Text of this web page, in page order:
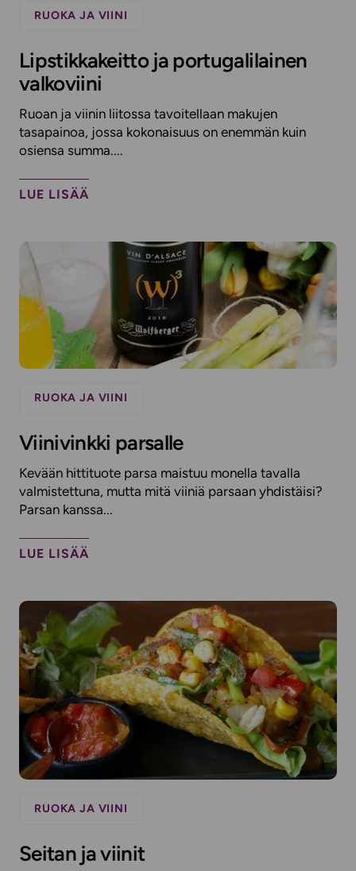
RUOKA JA VIINI
Lipstikkakeitto ja portugalilainen
valkoviini
Ruoan ja viinin liitossa tavoitellaan makujen
tasapainoa, jossa kokonaisuus on enemmän kuin
osiensa summa....
LUE LISÄÄ
RUOKA JA VIINI
Viinivinkki parsalle
Kevään hittituote parsa maistuu monella tavalla
valmistettuna, mutta mitä viiniä parsaan yhdistäisi?
Parsan kanssa...
LUE LISÄÄ
RUOKA JA VIINI
Seitan ja viinit